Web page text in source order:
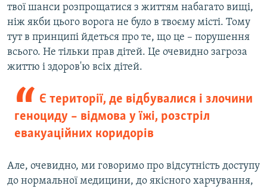
твої шанси розпрощатися з життям набагато вищі,
ніж якби цього ворога не було в твоєму місті. Тому
тут в принципі йдеться про те, що це – порушення
всього. Не тільки прав дітей. Це очевидно загроза
життю і здоров'ю всіх дітей.
Є території, де відбувалися і злочини
геноциду – відмова у їжі, розстріл
евакуаційних коридорів
Але, очевидно, ми говоримо про відсутність доступу
до нормальної медицини, до якісного харчування,